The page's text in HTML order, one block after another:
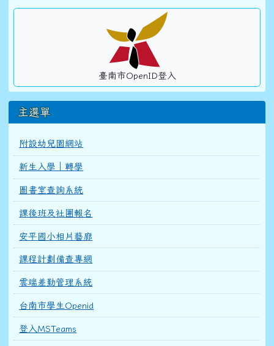
臺南市OpenID登入
主選單
附設幼兒園網站
新生入學｜轉學
圖書室查詢系統
課後班及社團報名
安平國小相片藝廊
課程計劃備查專網
雲端差勤管理系統
台南市學生Openid
登入MSTeams